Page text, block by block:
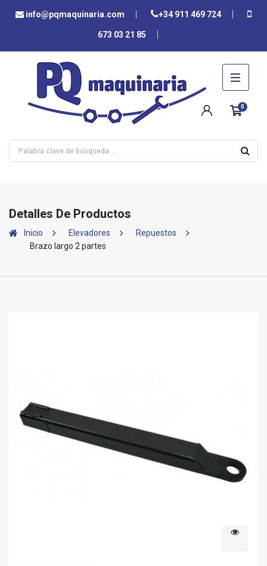
info@pqmaquinaria.com +34 911 469 724
673 03 21 85
0
Detalles De Productos
Inicio Elevadores
Repuestos
Brazo largo 2 partes